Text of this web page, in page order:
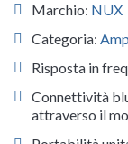
Marchio: NUX
Categoria:
Risposta in
Connettività
attraverso il